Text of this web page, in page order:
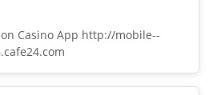
Casino App http://mobile--